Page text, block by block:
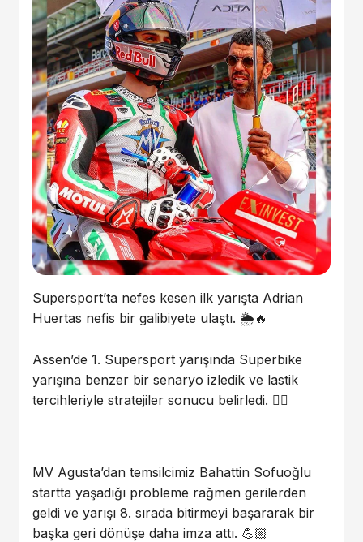
Supersport’ta nefes kesen ilk yarışta Adrian
Huertas nefis bir galibiyete ulaştı. 🌦️🔥
Assen’de 1. Supersport yarışında Superbike
yarışına benzer bir senaryo izledik ve lastik
tercihleriyle stratejiler sonucu belirledi. 👍🏼
MV Agusta’dan temsilcimiz Bahattin Sofuoğlu
startta yaşadığı probleme rağmen gerilerden
geldi ve yarışı 8. sırada bitirmeyi başararak bir
başka geri dönüşe daha imza attı. 💪🏼